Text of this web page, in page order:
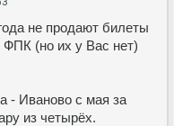
не продают билеты
(но их у Вас нет)
- Иваново с мая за
из четырёх.